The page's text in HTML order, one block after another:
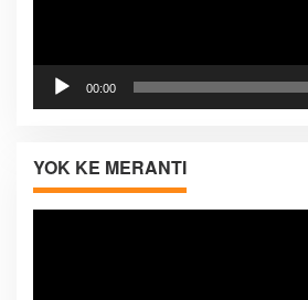
00:00
YOK KE MERANTI
Pemutar